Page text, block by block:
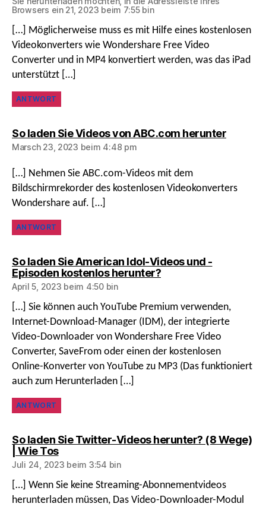
Browsers ein 21, 2023 beim 7:55 bin
[…] Möglicherweise muss es mit Hilfe eines kostenlosen
Videokonverters wie Wondershare Free Video
Converter und in MP4 konvertiert werden, was das iPad
unterstützt […]
ANTWORT
So laden Sie Videos von ABC.com heruntersagt:
Marsch 23, 2023 beim 4:48 pm
[…] Nehmen Sie ABC.com-Videos mit dem
Bildschirmrekorder des kostenlosen Videokonverters
Wondershare auf. […]
ANTWORT
So laden Sie American Idol-Videos und -
Episoden kostenlos herunter?sagt:
April 5, 2023 beim 4:50 bin
[…] Sie können auch YouTube Premium verwenden,
Internet-Download-Manager (IDM), der integrierte
Video-Downloader von Wondershare Free Video
Converter, SaveFrom oder einen der kostenlosen
Online-Konverter von YouTube zu MP3 (Das funktioniert
auch zum Herunterladen […]
ANTWORT
So laden Sie Twitter-Videos herunter? (8 Wege)
| Wie Tossagt:
Juli 24, 2023 beim 3:54 bin
[…] Wenn Sie keine Streaming-Abonnementvideos
herunterladen müssen, Das Video-Downloader-Modul